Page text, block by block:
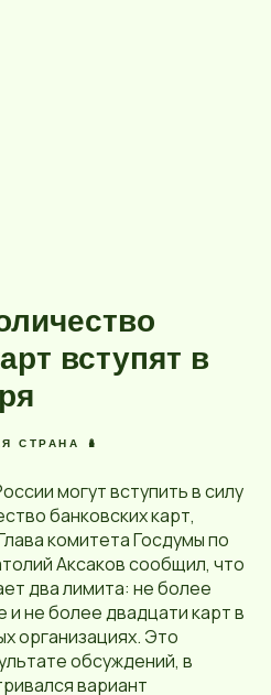
вступят в
СТРАНА 🪆
могут вступить в силу
банковских карт,
комитета Госдумы по
Аксаков сообщил, что
два лимита: не более
и не более двадцати карт в
организациях. Это
обсуждений, в
вариант